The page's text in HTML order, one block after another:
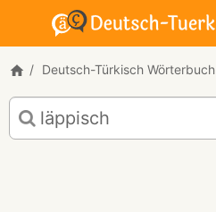
Deutsch-Türkisch Wörterbuch
Deutsch-
Türkisch
Übersetzung